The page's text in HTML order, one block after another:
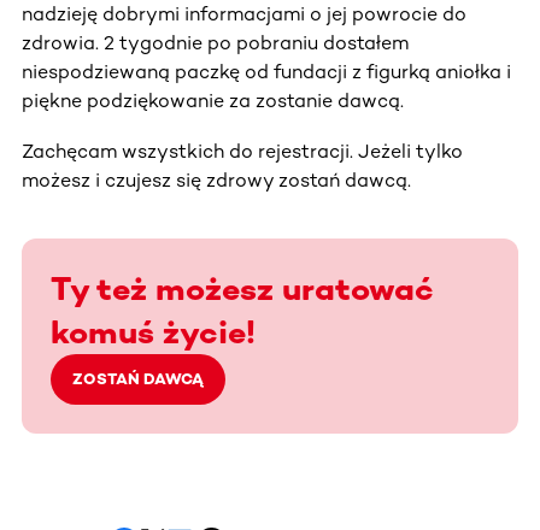
nadzieję dobrymi informacjami o jej powrocie do
zdrowia. 2 tygodnie po pobraniu dostałem
niespodziewaną paczkę od fundacji z figurką aniołka i
piękne podziękowanie za zostanie dawcą.
Zachęcam wszystkich do rejestracji. Jeżeli tylko
możesz i czujesz się zdrowy zostań dawcą.
Ty też możesz uratować
komuś życie!
ZOSTAŃ DAWCĄ